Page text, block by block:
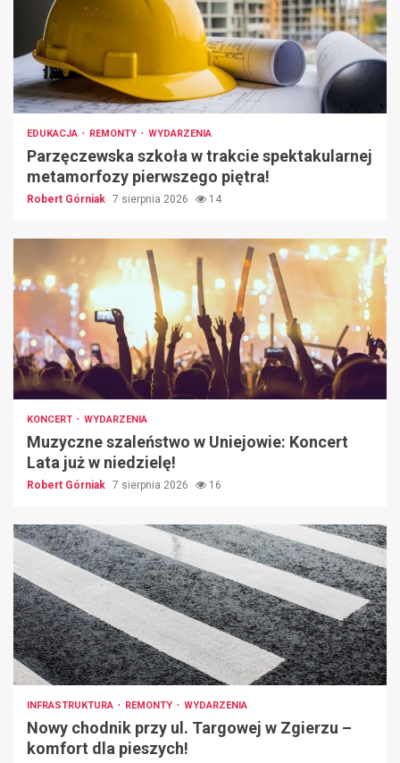
EDUKACJA REMONTY WYDARZENIA
Parzęczewska szkoła w trakcie spektakularnej
metamorfozy pierwszego piętra!
Robert Górniak 7 sierpnia 2026 14
KONCERT WYDARZENIA
Muzyczne szaleństwo w Uniejowie: Koncert
Lata już w niedzielę!
Robert Górniak 7 sierpnia 2026 16
INFRASTRUKTURA REMONTY WYDARZENIA
Nowy chodnik przy ul. Targowej w Zgierzu –
komfort dla pieszych!